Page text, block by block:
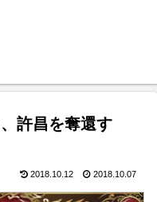
許昌を奪還す
2018.10.12 2018.10.07